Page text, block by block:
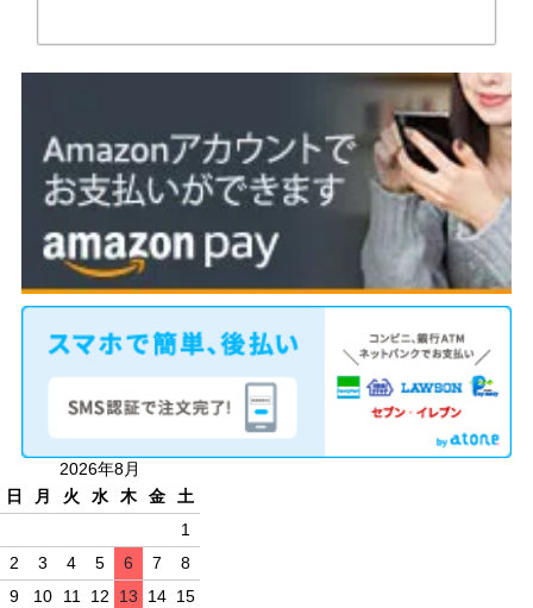
2026年8月
日
月 火 水 木 金
土
1
2
3 4 5 6 7
8
9
10 11 12 13 14 15